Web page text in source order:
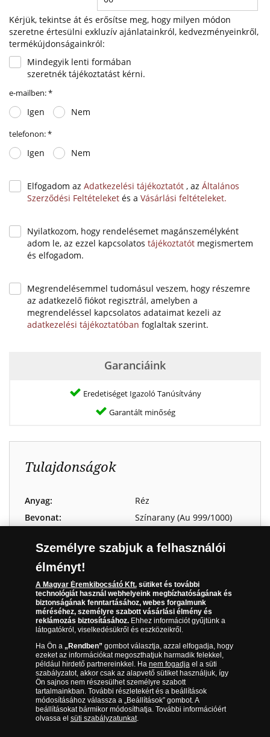
Kérjük, tekintse át és erősítse meg, hogy milyen módon
szeretne értesülni exkluzív ajánlatainkról, kedvezményeinkről,
termékújdonságainkról:
Mindegyik lenti formában
szeretnék tájékoztatást kérni.
e-mailben:*
Igen Nem
telefonon:*
Igen Nem
Elfogadom az Adatkezelési tájékoztatót , az Általános
Szerződési Feltételeket és a Vásárlási feltételeket.
Nyilatkozom, hogy rendelésemet magánszemélyként
adom le, az ezzel kapcsolatos tájékoztatót megismertem
és elfogadom.
Megrendelésemmel tudomásul veszem, hogy részemre
az adatkezelő fiókot regisztrál, amelyben a
megrendeléssel kapcsolatos adataimat kezeli az
adatkezelési tájékoztatóban foglaltak szerint.
Garanciáink
Eredetiséget Igazoló Tanúsítvány
Garantált minőség
Tulajdonságok
Anyag:
Réz
Bevonat:
Színarany (Au 999/1000)
Tömeg:
25,5 g
Minőség:
minőség, tükörveret
Limitáció:
15 000 teljes kollekció
Előlap:
Jézus feltámadása
Hátlap:
Jézus születésének és
keresztre feszítésének
montázsa
Kizárólagos
forgalmazó:
Magyar Éremkibocsátó Kft.
Éremművész: Csontos Attila
Személyre szabjuk a felhasználói
élményt!
A Magyar Éremkibocsátó Kft.sütiket és további
technológiát használ webhelyeink megbízhatóságának és
biztonságának fenntartásához, webes forgalmunk
méréséhez, személyre szabott vásárlási élmény és
reklámozás biztosításához.Ehhez információt gyűjtünk a
látogatókról, viselkedésükről és eszközeikről.
Ha Ön a „Rendben”gombot választja, azzal elfogadja, hogy
ezeket az információkat megoszthatjuk harmadik felekkel,
például hirdető partnereinkkel. Ha nem fogadjael a süti
szabályzatot, akkor csak az alapvető sütiket használjuk, így
Ön sajnos nem részesülhet személyre szabott
tartalmainkban. További részletekért és a beállítások
módosításához válassza a „Beállítások” gombot. A
beállításokat bármikor módosíthatja. További információért
olvassa el süti szabályzatunkat.